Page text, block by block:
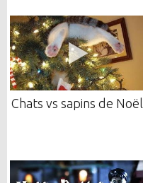
Chats vs sapins de Noël